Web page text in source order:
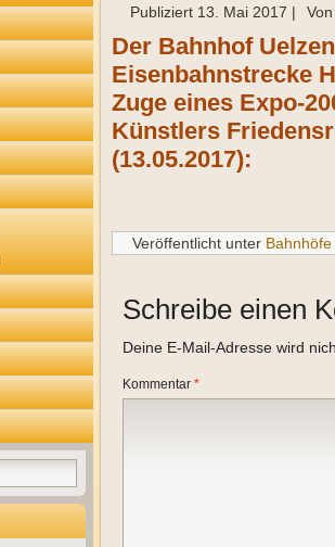
Publiziert 13. Mai 2017 | Von
Der Bahnhof
Eisenbahnstrecke
Zuge eines Expo-
Künstlers
(13.05.2017):
Veröffentlicht unter Bahnhöfe
Schreibe einen
Deine E-Mail-Adresse wird
Kommentar *